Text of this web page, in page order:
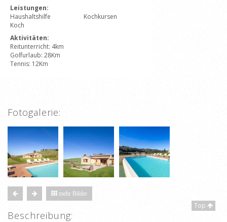
Leistungen:
Haushaltshilfe
Kochkursen
Koch
Aktivitäten:
Reitunterricht: 4km
Golfurlaub: 28Km
Tennis: 12Km
Fotogalerie:
mehr Bilder
Top
Beschreibung: